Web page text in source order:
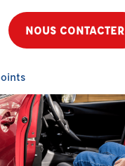
NOUS CONTACTER